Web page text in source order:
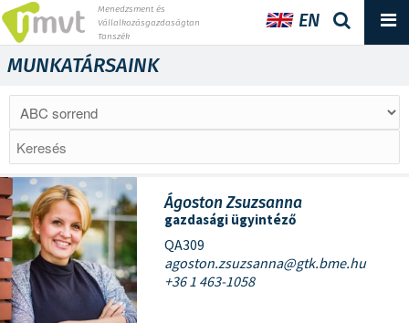
Menedzsment és
Vállalkozásgazdaságtan
Tanszék
EN
MUNKATÁRSAINK
Ágoston Zsuzsanna
gazdasági ügyintéző
QA309
agoston.zsuzsanna@gtk.bme.hu
+36 1 463-1058